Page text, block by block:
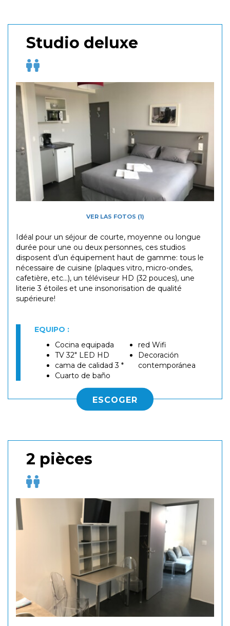
Studio deluxe
VER LAS FOTOS (1)
Idéal pour un séjour de courte, moyenne ou longue
durée pour une ou deux personnes, ces studios
disposent d’un équipement haut de gamme: tous le
nécessaire de cuisine (plaques vitro, micro-ondes,
cafetière, etc...), un téléviseur HD (32 pouces), une
literie 3 étoiles et une insonorisation de qualité
supérieure!
EQUIPO :
Cocina equipada
TV 32" LED HD
cama de calidad 3 *
Cuarto de baño
red Wifi
Decoración
contemporánea
ESCOGER
2 pièces